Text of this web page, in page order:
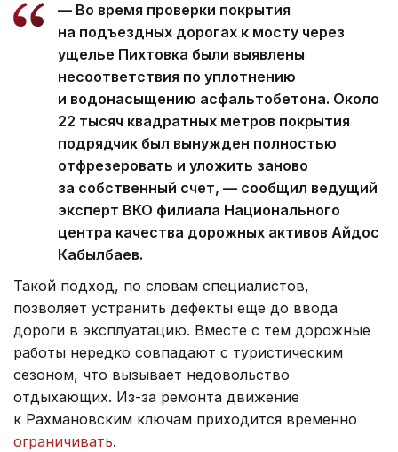
— Во время проверки покрытия
на подъездных дорогах к мосту через
ущелье Пихтовка были выявлены
несоответствия по уплотнению
и водонасыщению асфальтобетона. Около
22 тысяч квадратных метров покрытия
подрядчик был вынужден полностью
отфрезеровать и уложить заново
за собственный счет, — сообщил ведущий
эксперт ВКО филиала Национального
центра качества дорожных активов Айдос
Кабылбаев.
Такой подход, по словам специалистов,
позволяет устранить дефекты еще до ввода
дороги в эксплуатацию. Вместе с тем дорожные
работы нередко совпадают с туристическим
сезоном, что вызывает недовольство
отдыхающих. Из-за ремонта движение
к Рахмановским ключам приходится временно
ограничивать.